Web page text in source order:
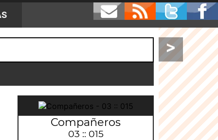
>
Compañeros
03 :: 015